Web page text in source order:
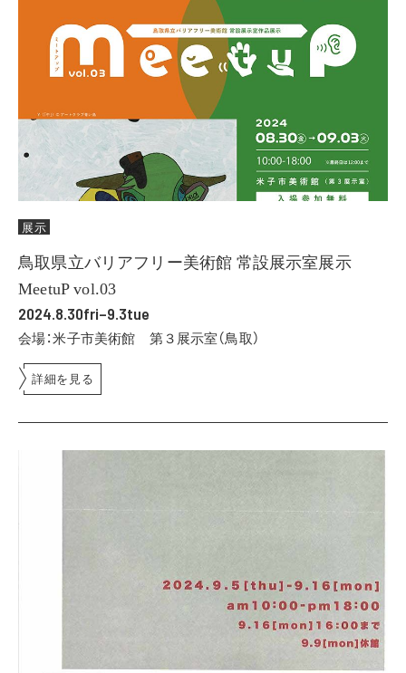
展示
鳥取県立バリアフリー美術館 常設展示室展示
MeetuP vol.03
2024.8.30fri–9.3tue
会場：米子市美術館 第３展示室（鳥取）
詳細を見る